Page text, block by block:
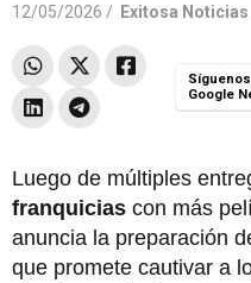
12/05/2026 / Exitosa Noticias
Google
Luego de múltiples
franquicias con más
anuncia la preparación
que promete cautivar a